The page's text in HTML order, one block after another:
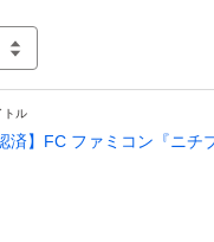
トル
済】FC ファミコン『ニ